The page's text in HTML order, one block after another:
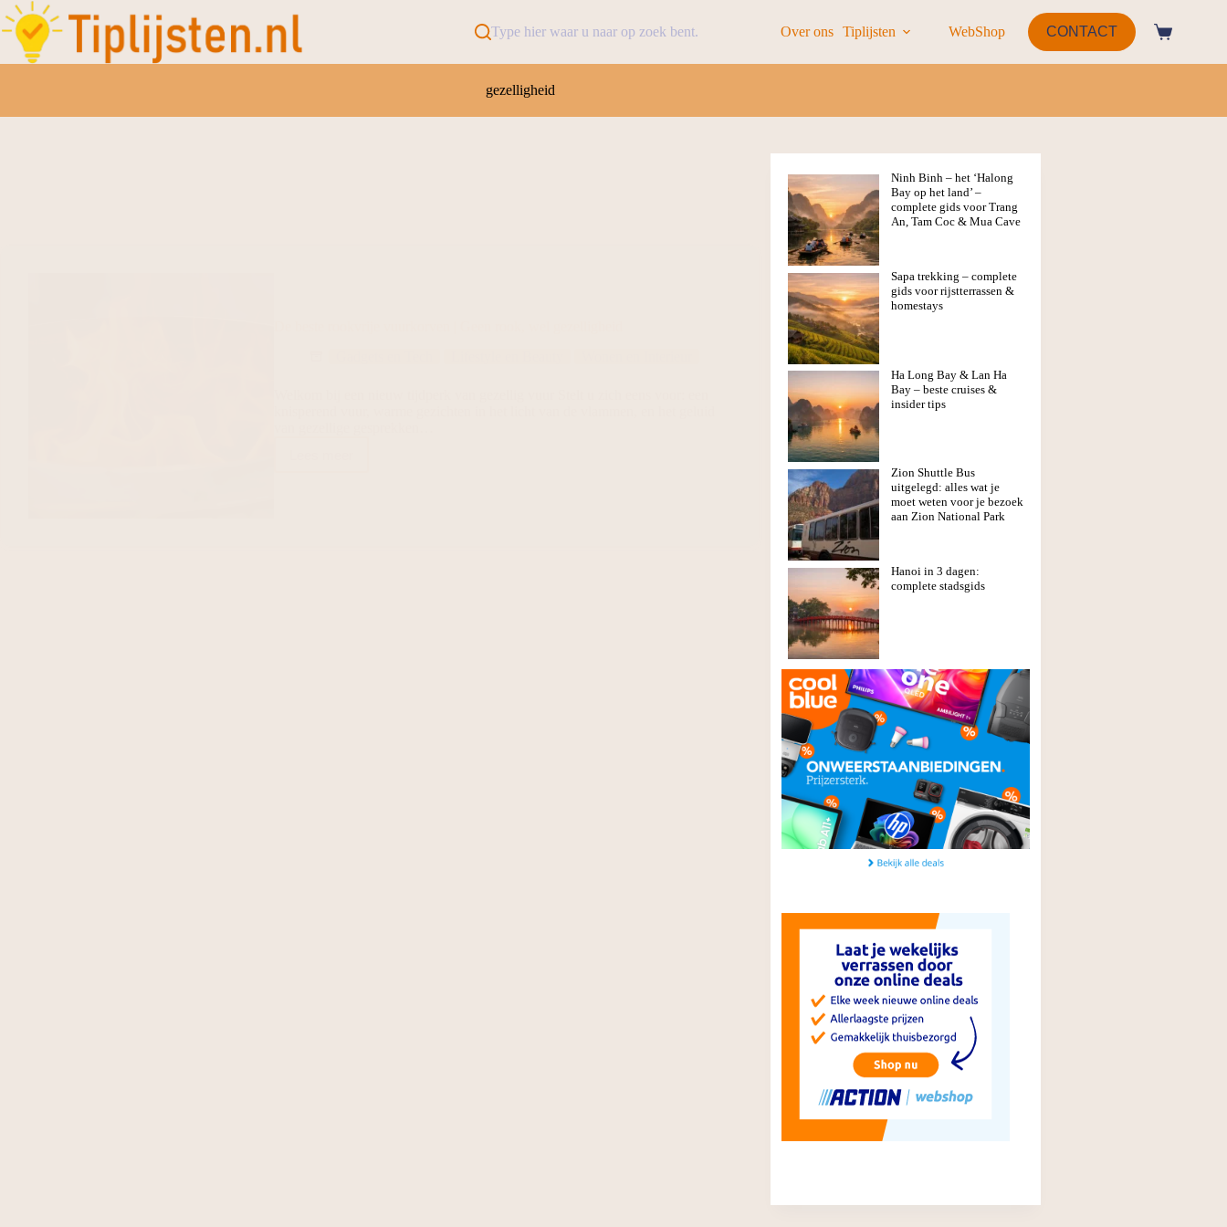
Type hier waar u naar op zoek bent. Over ons Tiplijsten WebShop CONTACT
gezelligheid
Ninh Binh – het ‘Halong
Bay op het land’ –
complete gids voor Trang
An, Tam Coc & Mua Cave
Sapa trekking – complete
gids voor rijstterrassen &
homestays
Ha Long Bay & Lan Ha
Bay – beste cruises &
insider tips
Zion Shuttle Bus
uitgelegd: alles wat je
moet weten voor je bezoek
aan Zion National Park
Hanoi in 3 dagen:
complete stadsgids